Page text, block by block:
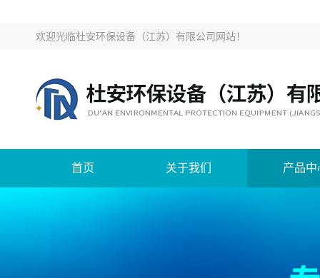
欢迎光临杜安环保设备（江苏）有限公司网站！
首页 关于我们 产品中